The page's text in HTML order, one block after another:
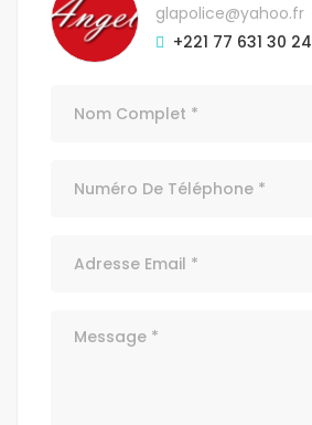
glapolice@yahoo.fr
+221 77 631 30 24